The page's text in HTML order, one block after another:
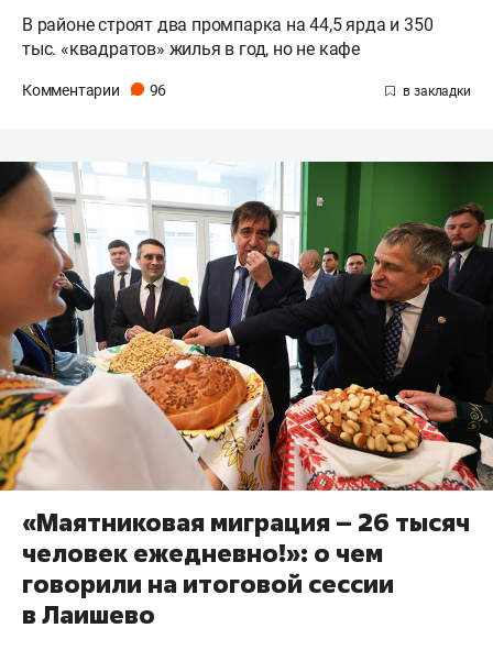
В районе строят два промпарка на 44,5 ярда и 350
тыс. «квадратов» жилья в год, но не кафе
Комментарии 96
«Маятниковая миграция – 26 тысяч
человек ежедневно!»: о чем
говорили на итоговой сессии
в Лаишево